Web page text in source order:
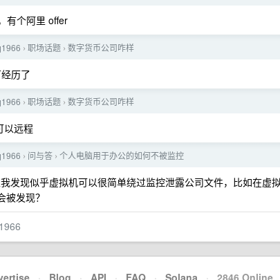
有个阿里 offer
› 职场话题 › 数字货币公司咋样
历了
› 职场话题 › 数字货币公司咋样
以远程
› 问与答 › 个人电脑用于办公的如何不被监控
发现似乎虚拟机可以很简单绕过监控泄露公司文件，比如在虚
被发现？
· Blog · API · FAQ · Solana · 2846 Online